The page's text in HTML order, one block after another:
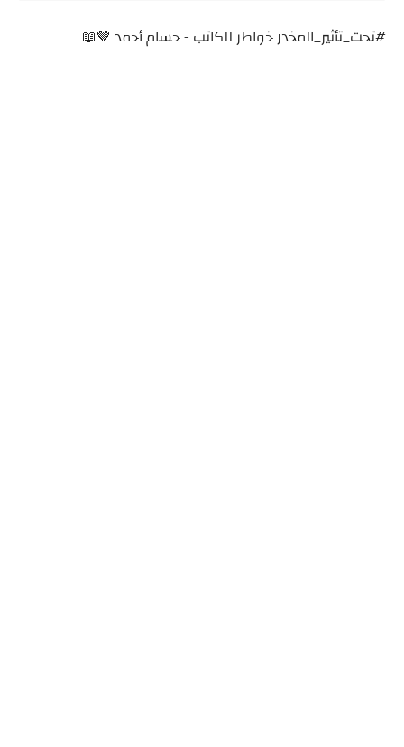
#تحت_تأثير_المخدر خواطر للكاتب - حسام أحمد 🤎📖